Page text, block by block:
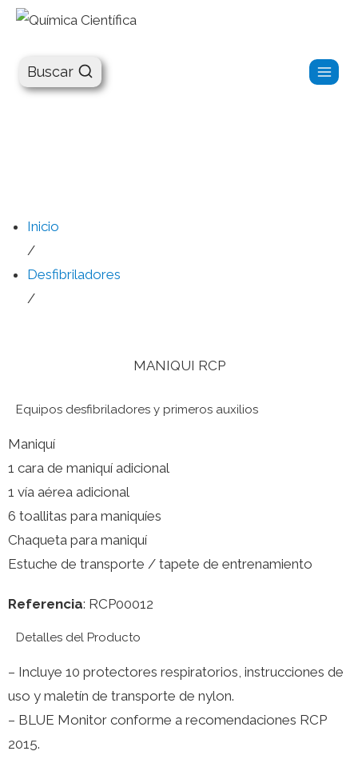
Buscar
Inicio
/
Desfibriladores
/
MANIQUI RCP
Equipos desfibriladores y primeros auxilios
Maniquí
1 cara de maniquí adicional
1 vía aérea adicional
6 toallitas para maniquíes
Chaqueta para maniquí
Estuche de transporte / tapete de entrenamiento
Referencia: RCP00012
Detalles del Producto
– Incluye 10 protectores respiratorios, instrucciones de
uso y maletín de transporte de nylon.
– BLUE Monitor conforme a recomendaciones RCP
2015.